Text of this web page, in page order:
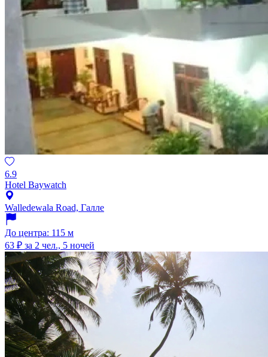
6.9
Hotel Baywatch
Walledewala Road, Галле
До центра: 115 м
63 ₽ за 2 чел., 5 ночей